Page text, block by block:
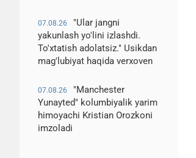
07.08.26
"Ular jangni
yakunlash yo'lini izlashdi.
To'xtatish adolatsiz." Usikdan
mag'lubiyat haqida verxoven
07.08.26
"Manchester
Yunayted" kolumbiyalik yarim
himoyachi Kristian Orozkoni
imzoladi